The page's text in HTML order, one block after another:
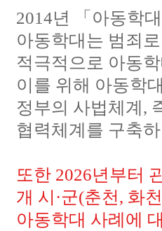
2014년 「아동학
아동학대는 범죄
적극적으로 아동
이를 위해 아동학
정부의 사법체계,
협력체계를 구축
또한 2026년부터
개 시·군(춘천, 화
아동학대 사례에